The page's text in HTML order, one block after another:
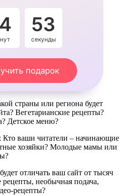
53
секунды
подарок
страны или региона будет
Вегетарианские рецепты?
Детское меню?
Кто ваши читатели – начинающие
хозяйки? Молодые мамы или
отличать ваш сайт от тысяч
рецепты, необычная подача,
рецепты?